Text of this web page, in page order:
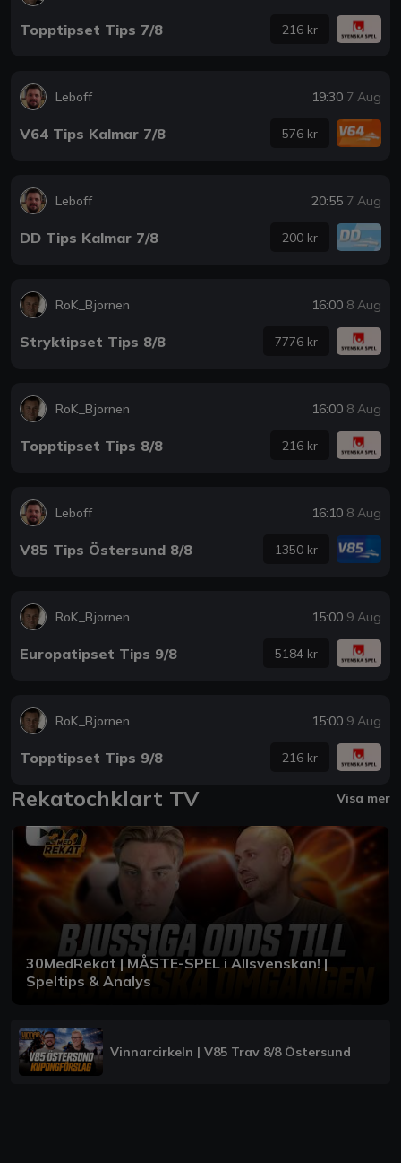
Topptipset Tips 7/8 216 kr
Leboff 19:30 7 Aug
V64 Tips Kalmar 7/8 576 kr
Leboff 20:55 7 Aug
DD Tips Kalmar 7/8 200 kr
RoK_Bjornen 16:00 8 Aug
Stryktipset Tips 8/8 7776 kr
RoK_Bjornen 16:00 8 Aug
Topptipset Tips 8/8 216 kr
Leboff 16:10 8 Aug
V85 Tips Östersund 8/8 1350 kr
RoK_Bjornen 15:00 9 Aug
Europatipset Tips 9/8 5184 kr
RoK_Bjornen 15:00 9 Aug
Topptipset Tips 9/8 216 kr
Rekatochklart TV Visa mer
30MedRekat | MÅSTE-SPEL i Allsvenskan! |
Speltips & Analys
Vinnarcirkeln | V85 Trav 8/8 Östersund